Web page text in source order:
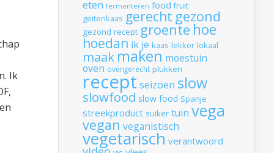
Ik
eten fermenteren food fruit
geitenkaas gerecht gezond
gezond recept groente hoe
hoedan ik je kaas lekker lokaal
maak maken moestuin
oven ovengerecht plukken
recept seizoen slow
slowfood slow food Spanje
streekproduct suiker tuin vega
vegan veganistisch
vegetarisch verantwoord